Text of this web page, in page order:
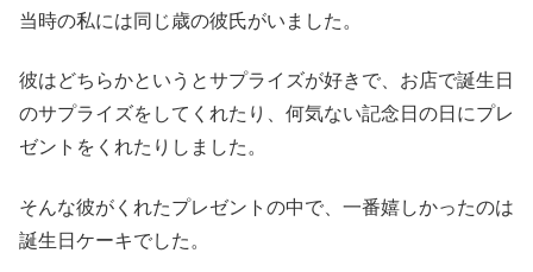
当時の私には同じ歳の彼氏がいました。
彼はどちらかというとサプライズが好きで、お店で誕生日
のサプライズをしてくれたり、何気ない記念日の日にプレ
ゼントをくれたりしました。
そんな彼がくれたプレゼントの中で、一番嬉しかったのは
誕生日ケーキでした。